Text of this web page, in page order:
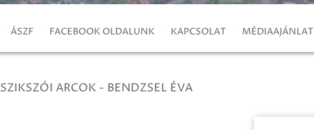
ÁSZF FACEBOOK OLDALUNK KAPCSOLAT MÉDIAAJÁNLAT
SZIKSZÓI ARCOK - BENDZSEL ÉVA